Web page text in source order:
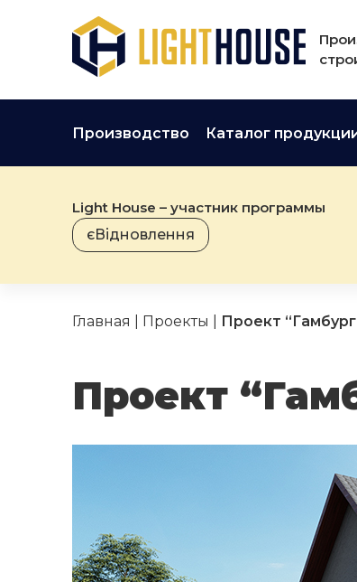
Производство Каталог
Light House – участник программы
єВідновлення
Главная Проекты Проект
Проект